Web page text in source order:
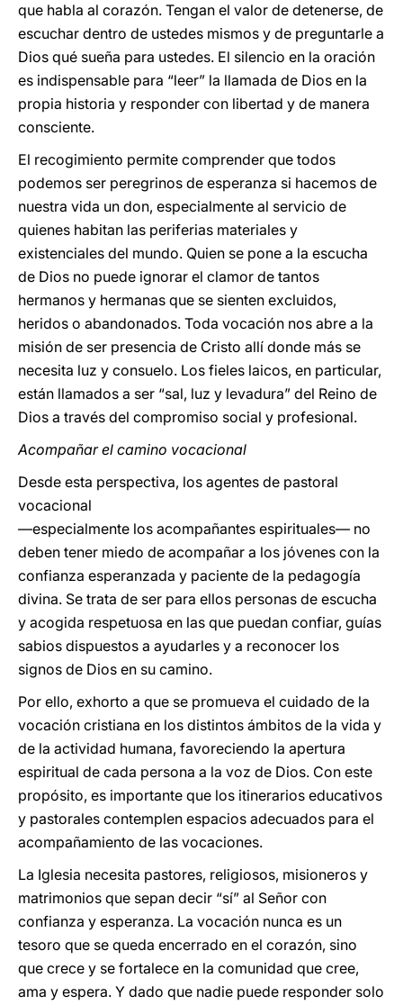
que habla al corazón. Tengan el valor de detenerse, de
escuchar dentro de ustedes mismos y de preguntarle a
Dios qué sueña para ustedes. El silencio en la oración
es indispensable para “leer” la llamada de Dios en la
propia historia y responder con libertad y de manera
consciente.
El recogimiento permite comprender que todos
podemos ser peregrinos de esperanza si hacemos de
nuestra vida un don, especialmente al servicio de
quienes habitan las periferias materiales y
existenciales del mundo. Quien se pone a la escucha
de Dios no puede ignorar el clamor de tantos
hermanos y hermanas que se sienten excluidos,
heridos o abandonados. Toda vocación nos abre a la
misión de ser presencia de Cristo allí donde más se
necesita luz y consuelo. Los fieles laicos, en particular,
están llamados a ser “sal, luz y levadura” del Reino de
Dios a través del compromiso social y profesional.
Acompañar el camino vocacional
Desde esta perspectiva, los agentes de pastoral
vocacional
—especialmente los acompañantes espirituales— no
deben tener miedo de acompañar a los jóvenes con la
confianza esperanzada y paciente de la pedagogía
divina. Se trata de ser para ellos personas de escucha
y acogida respetuosa en las que puedan confiar, guías
sabios dispuestos a ayudarles y a reconocer los
signos de Dios en su camino.
Por ello, exhorto a que se promueva el cuidado de la
vocación cristiana en los distintos ámbitos de la vida y
de la actividad humana, favoreciendo la apertura
espiritual de cada persona a la voz de Dios. Con este
propósito, es importante que los itinerarios educativos
y pastorales contemplen espacios adecuados para el
acompañamiento de las vocaciones.
La Iglesia necesita pastores, religiosos, misioneros y
matrimonios que sepan decir “sí” al Señor con
confianza y esperanza. La vocación nunca es un
tesoro que se queda encerrado en el corazón, sino
que crece y se fortalece en la comunidad que cree,
ama y espera. Y dado que nadie puede responder solo